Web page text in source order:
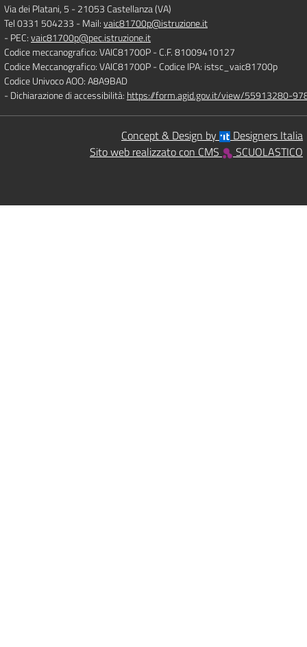
Via dei Platani, 5 -21053 Castellanza (VA)
Tel 0331 504233 - Mail:vaic81700p@istruzione.it
- PEC:vaic81700p@pec.istruzione.it
Codice meccanografico: VAIC81700P- C.F. 81009410127
Codice Meccanografico: VAIC81700P- Codice IPA: istsc_vaic81700p
Codice Univoco AOO: A8A9BAD
- Dichiarazione di accessibilità: https://form.agid.gov.it/view/55913280-
Concept & Design by
Designers Italia
Sito web realizzato con CMS
SCUOLASTICO